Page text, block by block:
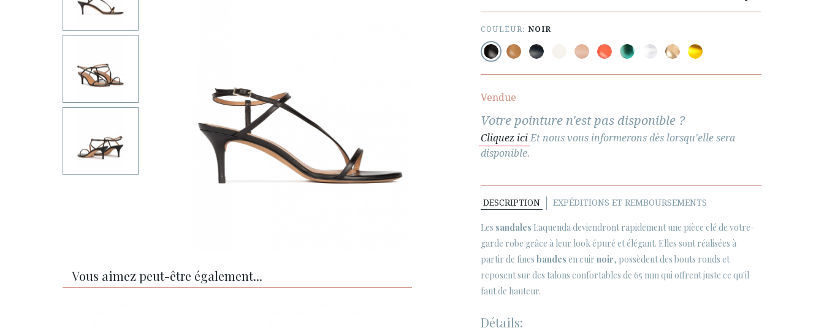
Vous aimez peut-être également...
COULEUR: NOIR
Vendue
Votre pointure n'est pas disponible ?
Cliquez iciEt nous vous informerons dès lorsqu'elle sera
disponible.
DESCRIPTION EXPÉDITIONS ET REMBOURSEMENTS
Les sandales Laquenda deviendront rapidement une pièce clé de votre-
garde robe grâce à leur look épuré et élégant. Elles sont réalisées à
partir de finesbandes en cuirnoir, possèdent des bouts ronds et
reposent sur des talons confortables de 65 mm qui offrent juste ce qu'il
faut de hauteur.
Détails: